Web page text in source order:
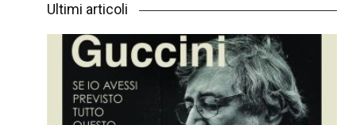
Ultimi articoli